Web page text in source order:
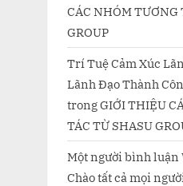
CÁC NHÓM TƯƠNG
GROUP
Trí Tuệ Cảm Xúc
Lãnh Đạo Thành
trongGIỚI THIỆU
TÁC TỪ SHASU
Một người bình luận
Chào tất cả mọi